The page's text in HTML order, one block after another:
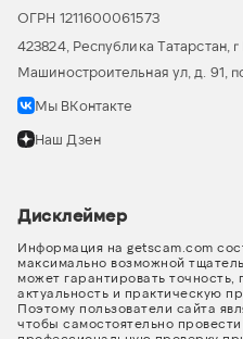
ОГРН 1211600061573
423824, Республика Татарстан,
Машиностроительная ул, д. 91,
Мы ВКонтакте
Наш Дзен
Дисклеймер
Информация на getscam.com
максимально возможной
может гарантировать точность,
актуальность и практическую
Поэтому пользователи сайта
чтобы самостоятельно